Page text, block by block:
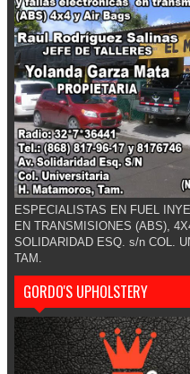
ESPECIALISTAS EN FUEL
EN TRANSMISIONES (ABS),
SOLIDARIDAD ESQ. s/n COL.
TAM.
GORDO'S UPHOLSTERY